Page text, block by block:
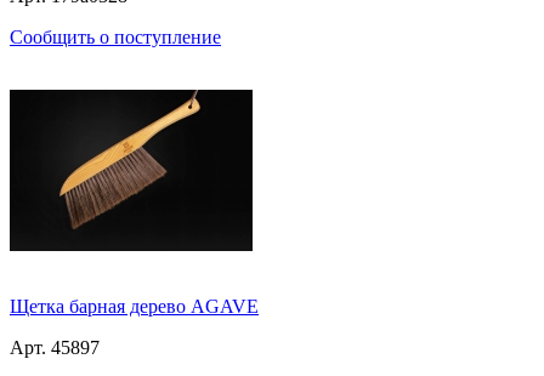
Сообщить о поступление
Щетка барная дерево AGAVE
Арт. 45897